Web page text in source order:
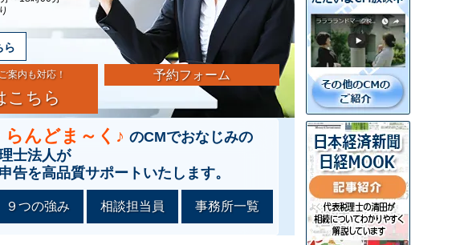
ら
案内も対応！
こちら
予約フォーム
らんどま～く♪ のCMでおなじみの
士法人が
告を高品質サポートいたします。
９つの強み 相談担当員 事務所一覧